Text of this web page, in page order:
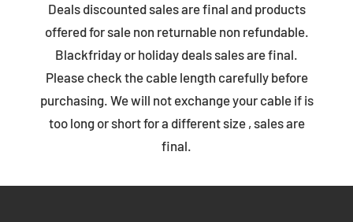
Deals discounted sales are final and products
offered for sale non returnable non refundable.
Blackfriday or holiday deals sales are final.
Please check the cable length carefully before
purchasing. We will not exchange your cable if is
too long or short for a different size , sales are
final.